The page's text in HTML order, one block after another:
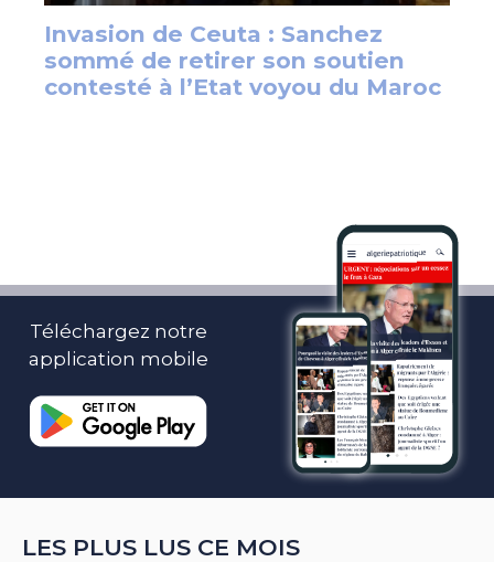
Téléchargez notre
application mobile
LES PLUS LUS CE MOIS